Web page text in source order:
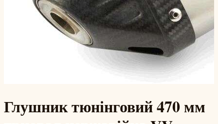
Глушник тюнінговий 470 мм